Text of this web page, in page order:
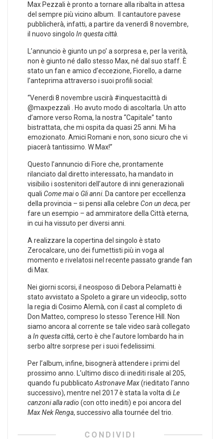
Max Pezzali è pronto a tornare alla ribalta in attesa
del sempre più vicino album. Il cantautore pavese
pubblicherà, infatti, a partire da venerdì 8 novembre,
il nuovo singolo In questa città.
L’annuncio è giunto un po’ a sorpresa e, per la verità,
non è giunto né dallo stesso Max, né dal suo staff. È
stato un fan e amico d’eccezione, Fiorello, a darne
l’anteprima attraverso i suoi profili social:
“Venerdi 8 novembre uscirà #inquestacittà di
@maxpezzali . Ho avuto modo di ascoltarla. Un atto
d’amore verso Roma, la nostra “Capitale” tanto
bistrattata, che mi ospita da quasi 25 anni. Mi ha
emozionato. Amici Romani e non, sono sicuro che vi
piacerà tantissimo. W Max!”
Questo l’annuncio di Fiore che, prontamente
rilanciato dal diretto interessato, ha mandato in
visibilio i sostenitori dell’autore di inni generazionali
quali Come maio Gli anni. Da cantore per eccellenza
della provincia – si pensi alla celebre Con un deca, per
fare un esempio – ad ammiratore della Città eterna,
in cui ha vissuto per diversi anni.
A realizzare la copertina del singolo è stato
Zerocalcare, uno dei fumettisti più in voga al
momento e rivelatosi nel recente passato grande fan
di Max.
Nei giorni scorsi, il neosposo di Debora Pelamatti è
stato avvistato a Spoleto a girare un videoclip, sotto
la regia di Cosimo Alemà, con il cast al completo di
Don Matteo, compreso lo stesso Terence Hill. Non
siamo ancora al corrente se tale video sarà collegato
aIn questa città, certo è che l’autore lombardo ha in
serbo altre sorprese per i suoi fedelissimi.
Per l’album, infine, bisognerà attendere i primi del
prossimo anno. L’ultimo disco di inediti risale al 205,
quando fu pubblicatoAstronave Max(rieditato l’anno
successivo), mentre nel 2017 è stata la volta di Le
canzoni alla radio (con otto inediti) e poi ancora del
Max Nek Renga, successivo alla tournée del trio.
CONDIVIDI